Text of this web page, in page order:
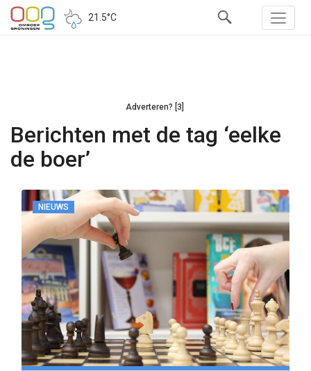
21.5°C
Adverteren? [3]
Berichten met de tag ‘eelke
de boer’
NIEUWS